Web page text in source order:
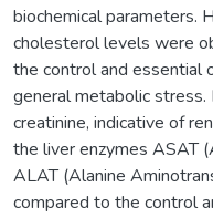
biochemical parameters.
cholesterol levels were
the control and essential
general metabolic stress.
creatinine, indicative of
the liver enzymes ASAT
ALAT (Alanine
compared to the control